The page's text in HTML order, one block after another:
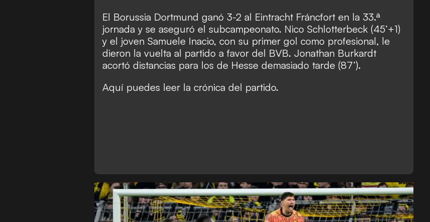
El Borussia Dortmund ganó 3-2 al Eintracht Fráncfort en la 33.ª
jornada y se aseguró el subcampeonato. Nico Schlotterbeck (45’+1)
y el joven Samuele Inacio, con su primer gol como profesional, le
dieron la vuelta al partido a favor del BVB. Jonathan Burkardt
acortó distancias para los de Hesse demasiado tarde (87’).
Aquí puedes leer la crónica del partido.